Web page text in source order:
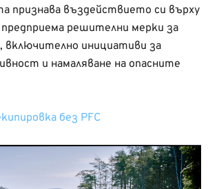
признава въздействието си върху
решителни мерки за
включително инициативи за
и намаляване на опасните
без PFC